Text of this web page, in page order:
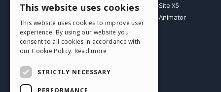
My Licences
Webhosting
My Credits
WebSite X5
WebAnimator
ENGLISH
ITALIAN
GERMAN
This website uses cookies
This website uses cookies to improve user
experience. By using our website you
consent to all cookies in accordance with
our Cookie Policy. Read more
STRICTLY NECESSARY
PERFORMANCE